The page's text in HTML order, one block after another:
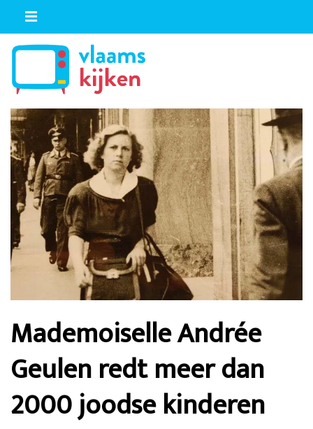
Mademoiselle Andrée
Geulen redt meer dan
2000 joodse kinderen